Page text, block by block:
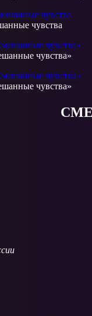
чувства
чувства»
чувства»